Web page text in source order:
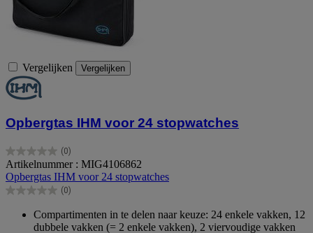
Vergelijken Vergelijken
Opbergtas IHM voor 24 stopwatches
(0)
0.0
van
de
5
Artikelnummer : MIG4106862
Opbergtas IHM voor 24 stopwatches
(0)
0.0
Compartimenten in te delen naar keuze: 24 enkele vakken, 12
dubbele vakken (= 2 enkele vakken), 2 viervoudige vakken